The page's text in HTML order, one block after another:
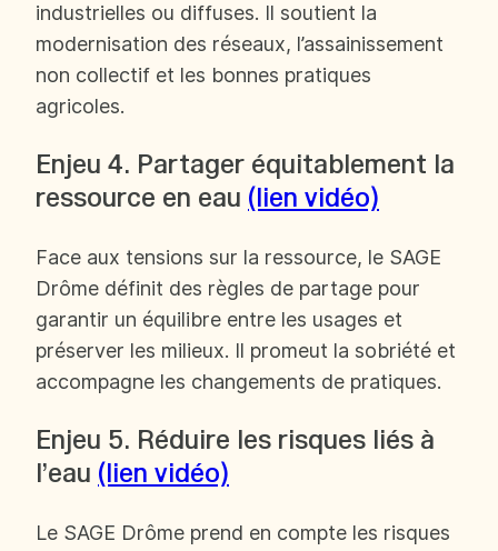
industrielles ou diffuses. Il soutient la
modernisation des réseaux, l’assainissement
non collectif et les bonnes pratiques
agricoles.
Enjeu 4. Partager équitablement la
ressource en eau (lien vidéo)
Face aux tensions sur la ressource, le SAGE
Drôme définit des règles de partage pour
garantir un équilibre entre les usages et
préserver les milieux. Il promeut la sobriété et
accompagne les changements de pratiques.
Enjeu 5. Réduire les risques liés à
l’eau (lien vidéo)
Le SAGE Drôme prend en compte les risques